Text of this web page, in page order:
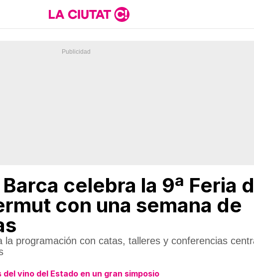
celebra la 9ª Feria
con una semana de
la programación con catas, talleres y conferencias
vino del Estado en un gran simposio